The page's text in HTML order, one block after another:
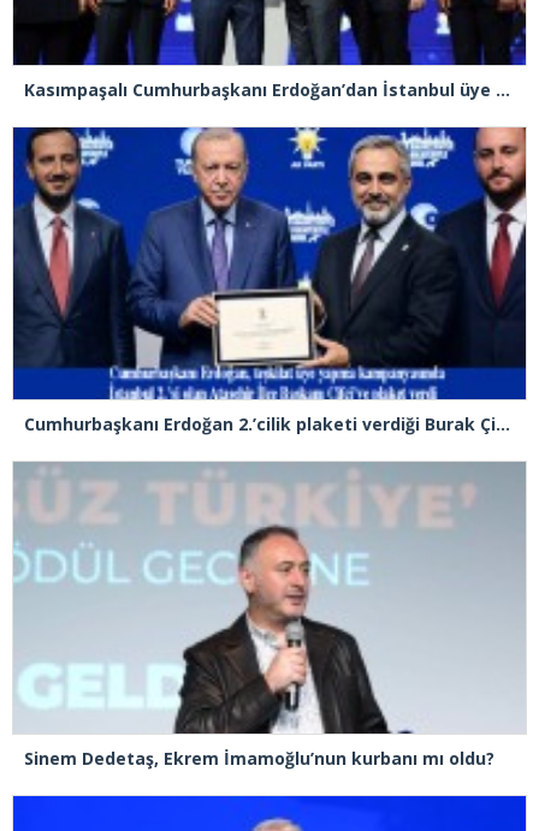
Kasımpaşalı Cumhurbaşkanı Erdoğan’dan İstanbul üye birincisi Beyoğlu İlçe Başkanı Kasım Fırat’a plaket
Cumhurbaşkanı Erdoğan 2.’cilik plaketi verdiği Burak Çifci’den Ataşehir seçimlerini kazanma sözünü aldı
Sinem Dedetaş, Ekrem İmamoğlu’nun kurbanı mı oldu?